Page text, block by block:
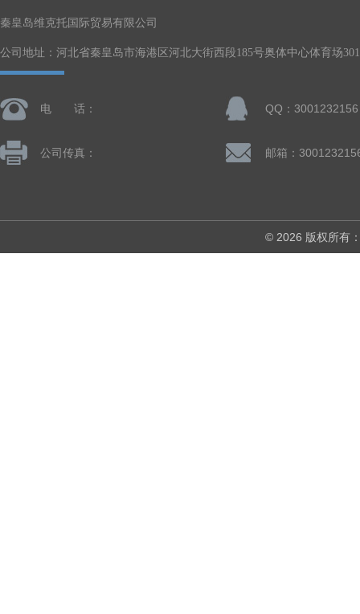
秦皇岛维克托国际贸易有限公司
公司地址：河北省秦皇岛市海港区河北大街西段185号奥体中心体育场
电 话： QQ：3001232156
公司传真： 邮箱：
© 2026 版权所有